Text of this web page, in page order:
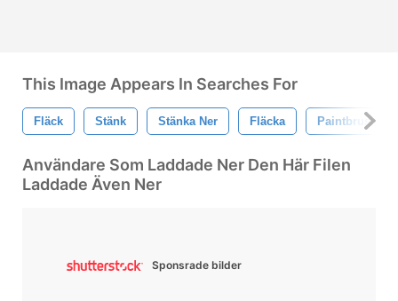
This Image Appears In Searches For
Fläck Stänk Stänka Ner Fläcka Paintbrush
Användare Som Laddade Ner Den Här Filen
Laddade Även Ner
Sponsrade bilder